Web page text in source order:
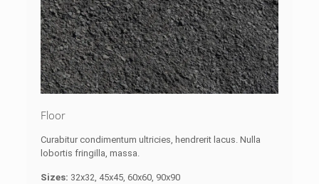
Floor
Curabitur condimentum ultricies, hendrerit lacus. Nulla
lobortis fringilla, massa.
Sizes: 32x32, 45x45, 60x60, 90x90